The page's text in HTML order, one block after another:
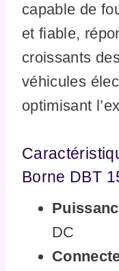
capable de
et fiable,
croissants
véhicules
optimisant
Borne DBT
DC